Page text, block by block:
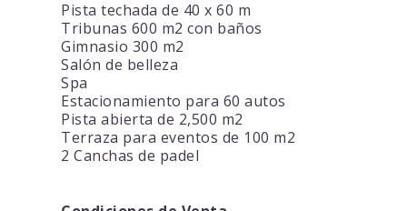
Pista techada de 40 x 60 m
Tribunas 600 m2 con baños
Gimnasio 300 m2
Salón de belleza
Spa
Estacionamiento para 60 autos
Pista abierta de 2,500 m2
Terraza para eventos de 100 m2
2 Canchas de padel